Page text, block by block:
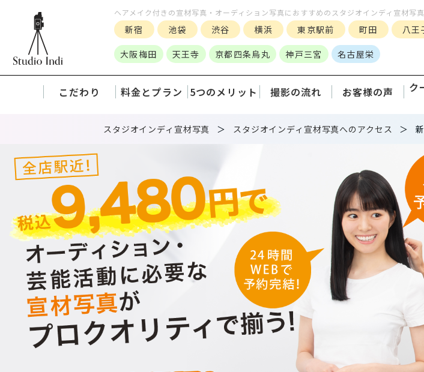
ヘアメイク付きの宣材写真・オーディション写真におすすめのスタジオインディ宣材写真
新宿 池袋 渋谷 横浜 東京駅前 町田 八王
大阪梅田 天王寺 京都四条烏丸 神戸三宮 名古屋栄
こだわり 料金とプラン 5つのメリット 撮影の流れ お客様の声 ク
スタジオインディ宣材写真 スタジオインディ宣材写真へのアクセス